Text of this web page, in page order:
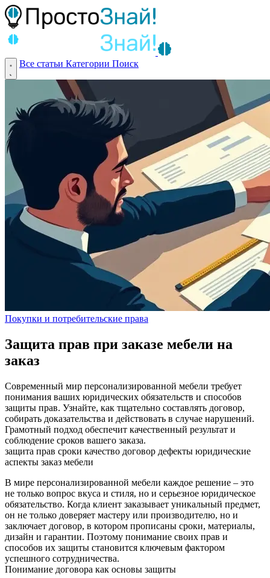
Все статьи Категории Поиск
Покупки и потребительские права
Защита прав при заказе мебели на
заказ
Современный мир персонализированной мебели требует
понимания ваших юридических обязательств и способов
защиты прав. Узнайте, как тщательно составлять договор,
собирать доказательства и действовать в случае нарушений.
Грамотный подход обеспечит качественный результат и
соблюдение сроков вашего заказа.
защита прав сроки качество договор дефекты юридические
аспекты заказ мебели
В мире персонализированной мебели каждое решение – это
не только вопрос вкуса и стиля, но и серьезное юридическое
обязательство. Когда клиент заказывает уникальный предмет,
он не только доверяет мастеру или производителю, но и
заключает договор, в котором прописаны сроки, материалы,
дизайн и гарантии. Поэтому понимание своих прав и
способов их защиты становится ключевым фактором
успешного сотрудничества.
Понимание договора как основы защиты